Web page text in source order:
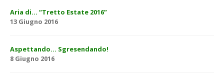
Aria di… “Tretto Estate 2016”
13 Giugno 2016
Aspettando… Sgresendando!
8 Giugno 2016